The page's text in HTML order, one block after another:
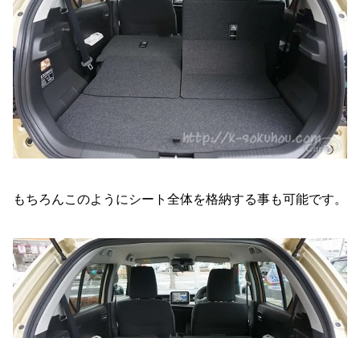
もちろんこのようにシート全体を格納する事も可能です。